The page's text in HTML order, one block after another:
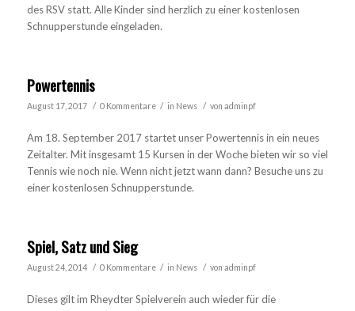
des RSV statt. Alle Kinder sind herzlich zu einer kostenlosen
Schnupperstunde eingeladen.
Powertennis
August 17, 2017 / 0 Kommentare / in News / von adminpf
Am 18. September 2017 startet unser Powertennis in ein neues
Zeitalter. Mit insgesamt 15 Kursen in der Woche bieten wir so viel
Tennis wie noch nie. Wenn nicht jetzt wann dann? Besuche uns zu
einer kostenlosen Schnupperstunde.
Spiel, Satz und Sieg
August 24, 2014 / 0 Kommentare / in News / von adminpf
Dieses gilt im Rheydter Spielverein auch wieder für die